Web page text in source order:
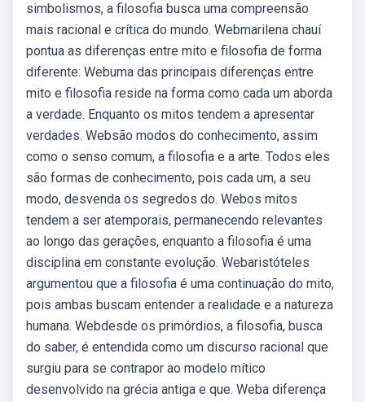
simbolismos, a filosofia busca uma compreensão
mais racional e crítica do mundo. Webmarilena chauí
pontua as diferenças entre mito e filosofia de forma
diferente: Webuma das principais diferenças entre
mito e filosofia reside na forma como cada um aborda
a verdade. Enquanto os mitos tendem a apresentar
verdades. Websão modos do conhecimento, assim
como o senso comum, a filosofia e a arte. Todos eles
são formas de conhecimento, pois cada um, a seu
modo, desvenda os segredos do. Webos mitos
tendem a ser atemporais, permanecendo relevantes
ao longo das gerações, enquanto a filosofia é uma
disciplina em constante evolução. Webaristóteles
argumentou que a filosofia é uma continuação do mito,
pois ambas buscam entender a realidade e a natureza
humana. Webdesde os primórdios, a filosofia, busca
do saber, é entendida como um discurso racional que
surgiu para se contrapor ao modelo mítico
desenvolvido na grécia antiga e que. Weba diferença